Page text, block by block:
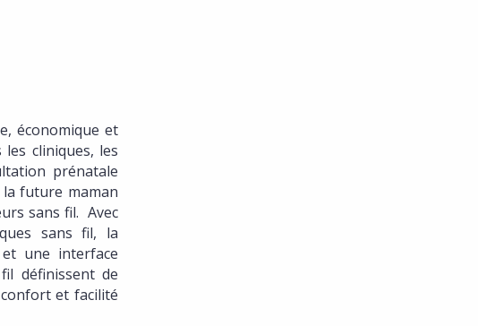
économique et
cliniques, les
prénatale
future maman
sans fil. Avec
sans fil, la
une interface
définissent de
et facilité